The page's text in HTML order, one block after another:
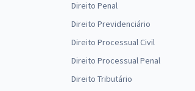
Direito Penal
Direito Previdenciário
Direito Processual Civil
Direito Processual Penal
Direito Tributário